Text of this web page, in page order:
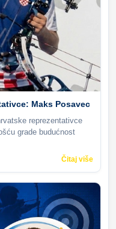
Maks Posavec
reprezentativce
grade budućnost
Čitaj više